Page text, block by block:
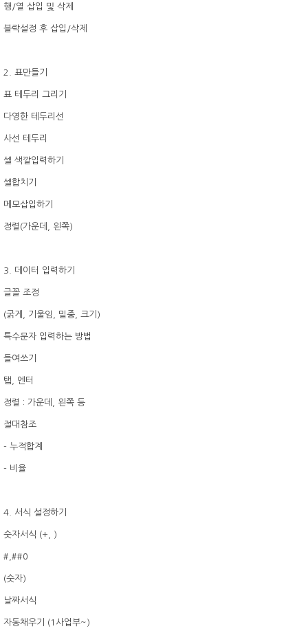
행/열 삽입 및 삭제
블락설정 후 삽입/삭제
2. 표만들기
표 테두리 그리기
다영한 테두리선
사선 테두리
셀 색깔입력하기
셀합치기
메모삽입하기
정렬(가운데, 왼쪽)
3. 데이터 입력하기
글꼴 조정
(굵게, 기울임, 밑중, 크기)
특수문자 입력하는 방법
들여쓰기
탭, 엔터
정렬 : 가운데, 왼쪽 등
절대참조
- 누적합계
- 비율
4. 서식 설정하기
숫자서식 (+, )
#,##0
(숫자)
날짜서식
자동채우기 (1사업부~)